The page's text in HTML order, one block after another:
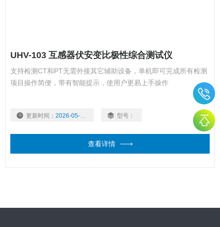
UHV-103 互感器伏安变比极性综合测试仪
支持检测CT和PT无需外接其它辅助设备，单机即可完成所有检测
项目操作简便，带有智能提示，使用户更易上手操作
更新时间： 2026-05-22 型号：
查看详情